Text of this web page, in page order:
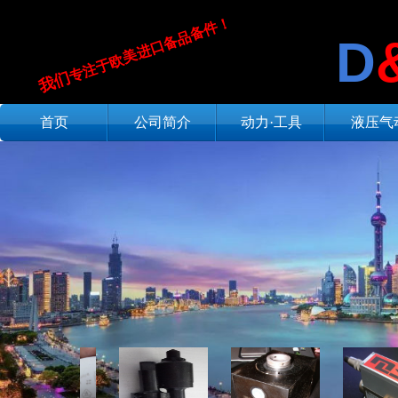
D
我们​专注于欧美进口备品备件！
首页 公司简介 动力·工具 液压气